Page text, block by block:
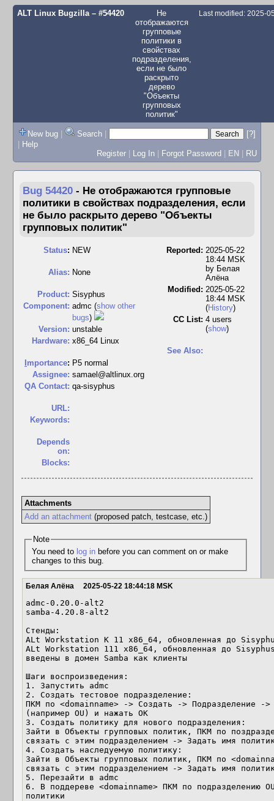
ALT Linux Bugzilla– #54420
Не
отображаются
групповые
политики в
свойствах
подразделения,
если не было
раскрыто
дерево
"Объекты
групповых
политик"
Last modified: 2025-
New bug | Search |
[?]
| Help
Register | Log In | Forgot Password | EN | RU
Bug 54420 - Не отображаются групповые
политики в свойствах подразделения, если
не было раскрыто дерево "Объекты
групповых политик"
Status: NEW
Alias: None
Product: Sisyphus
Component: admc (show other
bugs)
Version: unstable
Hardware: x86_64 Linux
mportance: P5 normal
Assignee: samael@altlinux.org
QA Contact: qa-sisyphus
URL:
Keywords:
Depends
on:
Blocks:
Reported: 2025-05-22
18:44 MSK
by Белая
Алёна
Modified: 2025-05-22
18:44 MSK
(History)
CC List: 4 users
(show)
See Also:
Attachments
Add an attachment(proposed patch, testcase, etc.)
Note
You need to log inbefore you can comment on or make
changes to this bug.
Белая Алёна 2025-05-22 18:44:18 MSK
admc-0.20.0-alt2
samba-4.20.8-alt2
Стенды:
ALt Workstation K 11 x86_64, обновленная до
ALt Workstation 111 x86_64, обновленная до
введены в домен Samba как клиенты
Шаги воспроизведения:
1. Запустить admc
2. Создать тестовое подразделение:
ПКМ по <domainname> -> Создать -> Подразделение ->
(например OU) и нажать ОК
3. Создать политику для нового подразделения:
Зайти в Объекты групповых политик, ПКМ по
связать с этим подразделением -> Задать имя
4. Создать наследуемую политику:
Зайти в Объекты групповых политик, ПКМ по
связать с этим подразделением -> Задать имя
5. Перезайти в admc
6. В поддереве <domainname> ПКМ по подразделению
политики